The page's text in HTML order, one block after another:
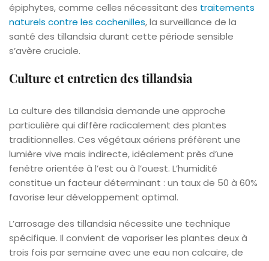
épiphytes, comme celles nécessitant des traitements
naturels contre les cochenilles, la surveillance de la
santé des tillandsia durant cette période sensible
s’avère cruciale.
Culture et entretien des tillandsia
La culture des tillandsia demande une approche
particulière qui diffère radicalement des plantes
traditionnelles. Ces végétaux aériens préfèrent une
lumière vive mais indirecte, idéalement près d’une
fenêtre orientée à l’est ou à l’ouest. L’humidité
constitue un facteur déterminant : un taux de 50 à 60%
favorise leur développement optimal.
L’arrosage des tillandsia nécessite une technique
spécifique. Il convient de vaporiser les plantes deux à
trois fois par semaine avec une eau non calcaire, de